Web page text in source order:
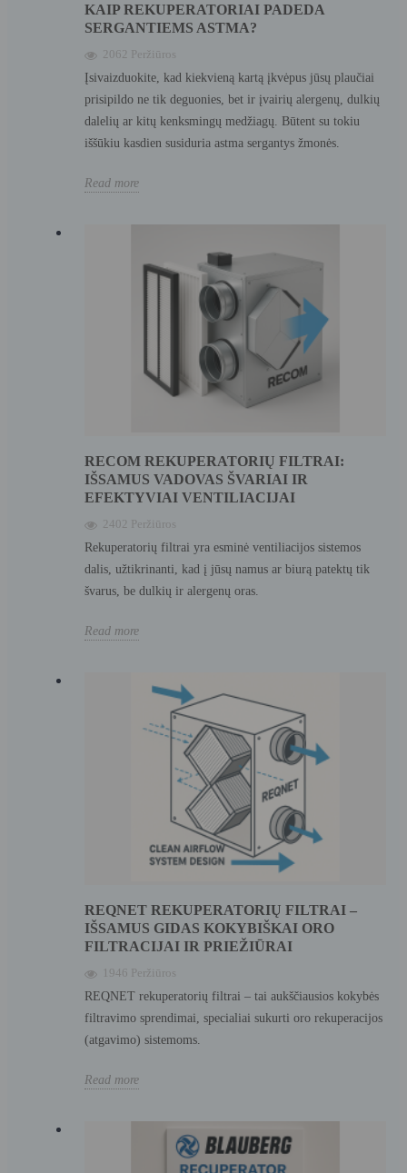
KAIP REKUPERATORIAI PADEDA
SERGANTIEMS ASTMA?
2062 Peržiūros
Įsivaizduokite, kad kiekvieną kartą įkvėpus jūsų plaučiai
prisipildo ne tik deguonies, bet ir įvairių alergenų, dulkių
dalelių ar kitų kenksmingų medžiagų. Būtent su tokiu
iššūkiu kasdien susiduria astma sergantys žmonės.
Read more
RECOM REKUPERATORIŲ FILTRAI:
IŠSAMUS VADOVAS ŠVARIAI IR
EFEKTYVIAI VENTILIACIJAI
2402 Peržiūros
Rekuperatorių filtrai yra esminė ventiliacijos sistemos
dalis, užtikrinanti, kad į jūsų namus ar biurą patektų tik
švarus, be dulkių ir alergenų oras.
Read more
REQNET REKUPERATORIŲ FILTRAI –
IŠSAMUS GIDAS KOKYBIŠKAI ORO
FILTRACIJAI IR PRIEŽIŪRAI
1946 Peržiūros
REQNET rekuperatorių filtrai – tai aukščiausios kokybės
filtravimo sprendimai, specialiai sukurti oro rekuperacijos
(atgavimo) sistemoms.
Read more